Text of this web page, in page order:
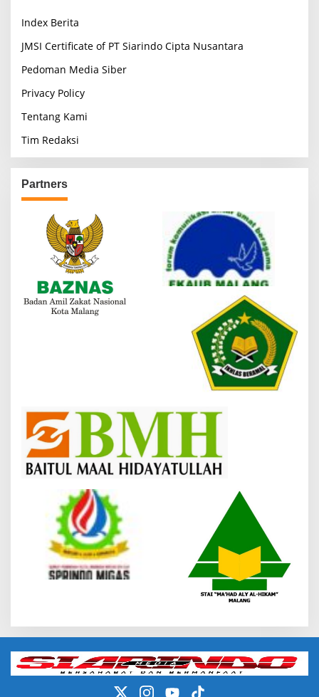
Index Berita
JMSI Certificate of PT Siarindo Cipta Nusantara
Pedoman Media Siber
Privacy Policy
Tentang Kami
Tim Redaksi
Partners